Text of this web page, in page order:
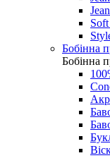
Бобінна
Бобінна